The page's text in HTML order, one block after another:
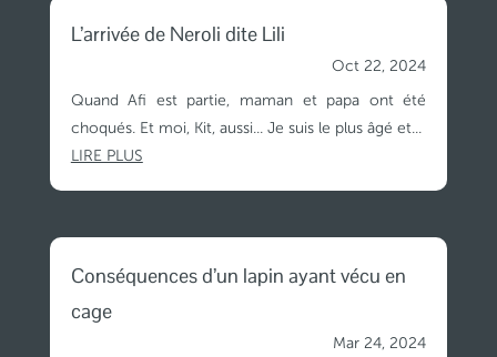
L’arrivée de Neroli dite Lili
Oct 22, 2024
Quand Afi est partie, maman et papa ont été
choqués. Et moi, Kit, aussi... Je suis le plus âgé et...
LIRE PLUS
Conséquences d’un lapin ayant vécu en
cage
Mar 24, 2024